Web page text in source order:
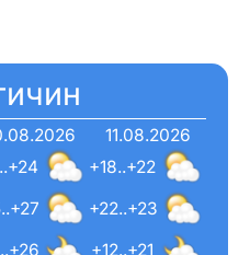
11.08.2026
+18..+22
+22..+23
+12..+21